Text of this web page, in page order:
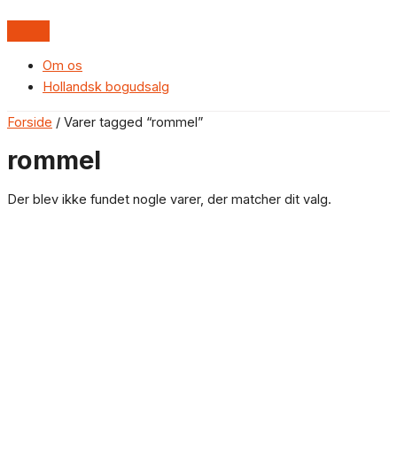
Om os
Hollandsk bogudsalg
Forside / Varer tagged “rommel”
rommel
Der blev ikke fundet nogle varer, der matcher dit valg.